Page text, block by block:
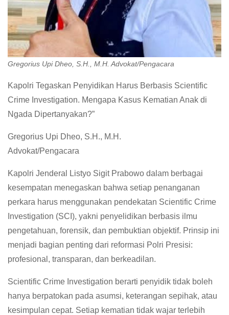
Gregorius Upi Dheo, S.H., M.H. Advokat/Pengacara
Kapolri Tegaskan Penyidikan Harus Berbasis Scientific
Crime Investigation. Mengapa Kasus Kematian Anak di
Ngada Dipertanyakan?”
Gregorius Upi Dheo, S.H., M.H.
Advokat/Pengacara
Kapolri Jenderal Listyo Sigit Prabowo dalam berbagai
kesempatan menegaskan bahwa setiap penanganan
perkara harus menggunakan pendekatan Scientific Crime
Investigation (SCI), yakni penyelidikan berbasis ilmu
pengetahuan, forensik, dan pembuktian objektif. Prinsip ini
menjadi bagian penting dari reformasi Polri Presisi:
profesional, transparan, dan berkeadilan.
Scientific Crime Investigation berarti penyidik tidak boleh
hanya berpatokan pada asumsi, keterangan sepihak, atau
kesimpulan cepat. Setiap kematian tidak wajar terlebih